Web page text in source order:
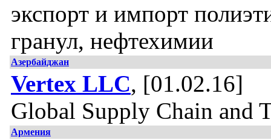
экспорт и импорт
гранул, нефтехимии
Азербайджан
Vertex LLC, [01.02.16]
Global Supply Chain and
Армения